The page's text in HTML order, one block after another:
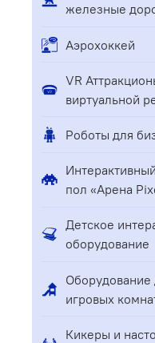
железные
Аэрохоккей
VR
виртуальной
Роботы для
пол «Арена
Детское
оборудование
Оборудование
игровых
Кикеры и